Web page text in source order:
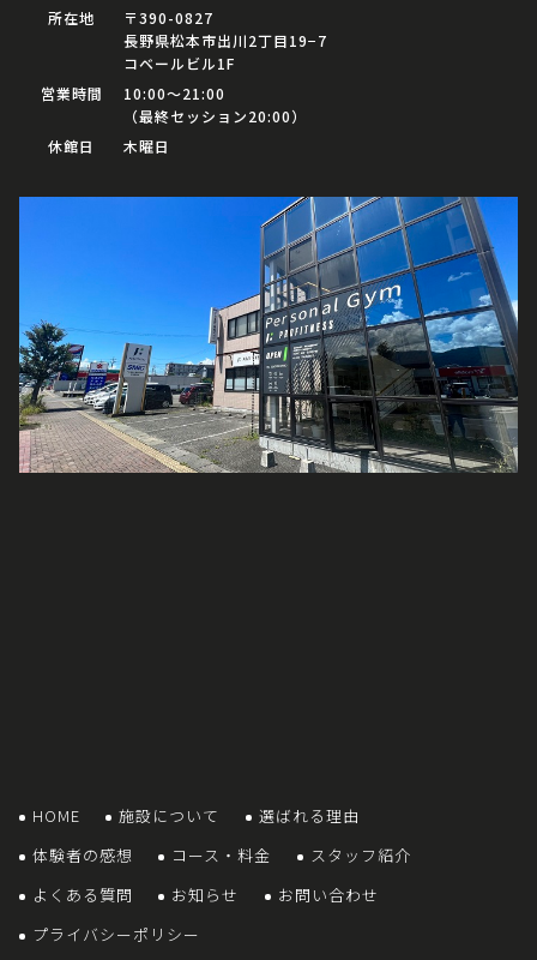
所在地
〒390-0827
長野県松本市出川2丁目19−7
コベールビル1F
営業時間
10:00〜21:00
（最終セッション20:00）
休館日
木曜日
HOME 施設について
選ばれる理由
体験者の感想
コース・料金
スタッフ紹介
よくある質問
お知らせ
お問い合わせ
プライバシーポリシー